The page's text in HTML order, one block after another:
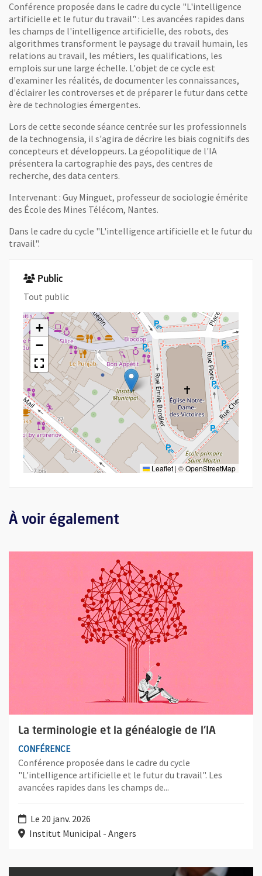
Conférence proposée dans le cadre du cycle "L'intelligence
artificielle et le futur du travail" : Les avancées rapides dans
les champs de l'intelligence artificielle, des robots, des
algorithmes transforment le paysage du travail humain, les
relations au travail, les métiers, les qualifications, les
emplois sur une large échelle. L'objet de ce cycle est
d'examiner les réalités, de documenter les connaissances,
d'éclairer les controverses et de préparer le futur dans cette
ère de technologies émergentes.
Lors de cette seconde séance centrée sur les professionnels
de la technogensia, il s'agira de décrire les biais cognitifs des
concepteurs et développeurs. La géopolitique de l'IA
présentera la cartographie des pays, des centres de
recherche, des data centers.
Intervenant : Guy Minguet, professeur de sociologie émérite
des École des Mines Télécom, Nantes.
Dans le cadre du cycle "L'intelligence artificielle et le futur du
travail".
Public
Tout public
+
−
Leaflet | ©OpenStreetMap
À voir également
La terminologie et la généalogie de l'IA
CONFÉRENCE
Conférence proposée dans le cadre du cycle
"L'intelligence artificielle et le futur du travail". Les
avancées rapides dans les champs de...
Le 20 janv. 2026
Institut Municipal - Angers
Plus d'information sur l'évènement : La terminologie et la
Plus d'information sur l'évènement : Les sentiers et secteurs